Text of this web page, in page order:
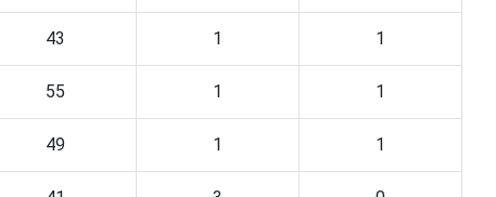
43 1 1
55 1 1
49 1 1